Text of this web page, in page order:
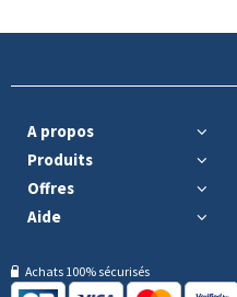
A propos
Produits
Offres
Aide
Achats 100% sécurisés